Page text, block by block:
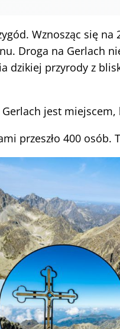
Wznosząc się
Droga na Gerlach
przyrody z
jest miejscem,
przeszło 400 osób.